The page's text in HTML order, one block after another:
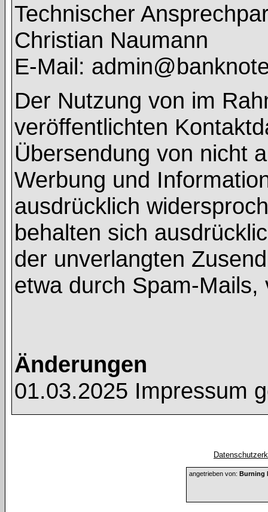
Technischer
Christian Naumann
E-Mail:
Der Nutzung von im
veröffentlichten
Übersendung von nicht
Werbung und
ausdrücklich
behalten sich
der unverlangten
etwa durch Spam-Mails,
Änderungen
01.03.2025 Impressum
angetrieben von: Burning